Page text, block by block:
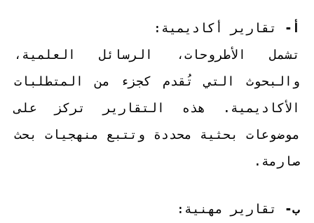
أ- تقارير أكاديمية:
تشمل الأطروحات، الرسائل العلمية،
والبحوث التي تُقدم كجزء من المتطلبات
الأكاديمية. هذه التقارير تركز على
موضوعات بحثية محددة وتتبع منهجيات بحث
صارمة.
ب- تقارير مهنية: